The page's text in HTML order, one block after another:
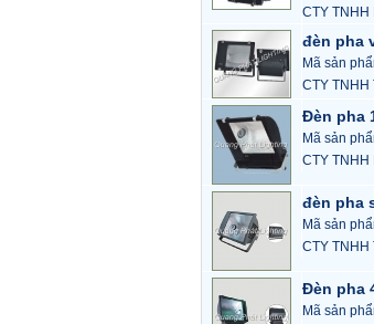
CTY
đèn pha
Mã sản
CTY TNHH
Đèn pha
Mã sản
CTY
đèn pha
Mã sản
CTY TNHH
Đèn pha
Mã sản